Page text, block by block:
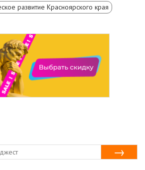
развитие Красноярского края